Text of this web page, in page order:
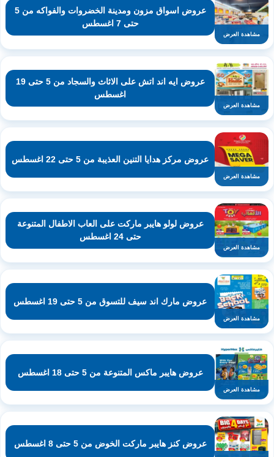
مشاهدة العرض
عروض اسواق مزون ومدينة الخضروات والفواكه من 5
حتى 7 اغسطس
مشاهدة العرض
عروض ايه اند اتش على الاثاث والسجاد من 5 حتى 19
اغسطس
مشاهدة العرض
عروض مركز هدايا التنين العذيبة من 5 حتى 22 اغسطس
مشاهدة العرض
عروض لولو هايبر ماركت على العاب الاطفال المتنوعة
حتى 24 اغسطس
مشاهدة العرض
عروض مارك اند سيف للتسوق من 5 حتى 19 اغسطس
مشاهدة العرض
عروض هايبر ماكس المتنوعة من 5 حتى 18 اغسطس
عروض كنز هايبر ماركت الخوض من 5 حتى 8 اغسطس